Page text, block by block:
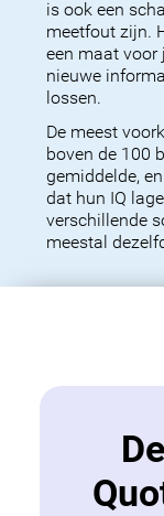
is ook een
meetfout zijn.
een maat voor
nieuwe
lossen.
De meest
boven de 100
gemiddelde,
dat hun IQ
verschillende
meestal